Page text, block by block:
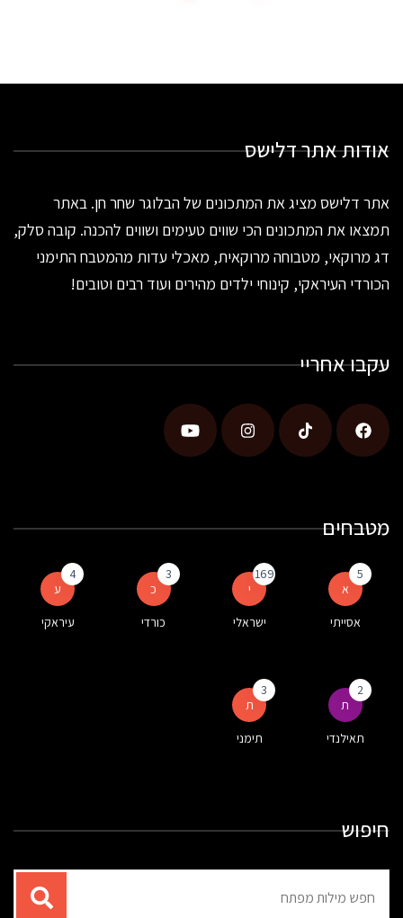
אודות אתר דלישס
אתר דלישס מציג את המתכונים של הבלוגר שחר חן. באתר
תמצאו את המתכונים הכי שווים טעימים ושווים להכנה. קובה סלק,
דג מרוקאי, מטבוחה מרוקאית, מאכלי עדות מהמטבח התימני
הכורדי העיראקי, קינוחי ילדים מהירים ועוד רבים וטובים!
עקבו אחריי
מטבחים
א
5
אסייתי
י
169
ישראלי
כ
3
כורדי
ע
4
עיראקי
ת
2
תאילנדי
ת
3
תימני
חיפוש
עבור